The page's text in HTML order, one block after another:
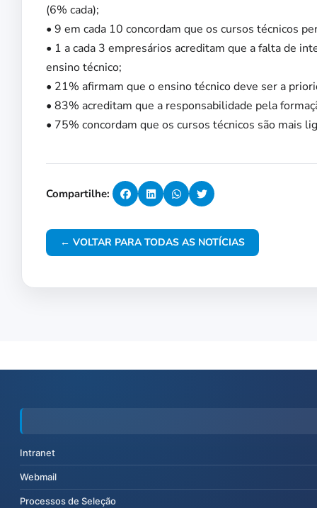
(6% cada);
• 9 em cada 10 concordam que os cursos técnicos
• 1 a cada 3 empresários acreditam que a falta de
ensino técnico;
• 21% afirmam que o ensino técnico deve ser a
• 83% acreditam que a responsabilidade pela
• 75% concordam que os cursos técnicos são mais
Compartilhe:
← VOLTAR PARA TODAS AS NOTÍCIAS
Intranet
Webmail
Processos de Seleção